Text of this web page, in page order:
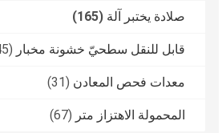
صلادة يختبر آلة (165)
قابل للنقل سطحيّ خشونة مخبار (45)
معدات فحص المعادن (31)
المحمولة الاهتزاز متر (67)